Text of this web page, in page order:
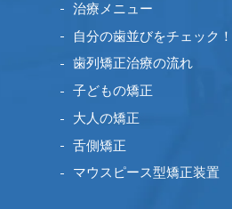
治療メニュー
自分の歯並びをチェック！
歯列矯正治療の流れ
子どもの矯正
大人の矯正
舌側矯正
マウスピース型矯正装置